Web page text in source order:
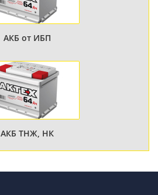
АКБ от ИБП
АКБ ТНЖ, НК